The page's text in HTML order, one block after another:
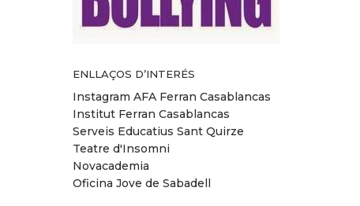
ENLLAÇOS D’INTERÉS
Instagram AFA Ferran Casablancas
Institut Ferran Casablancas
Serveis Educatius Sant Quirze
Teatre d'Insomni
Novacademia
Oficina Jove de Sabadell